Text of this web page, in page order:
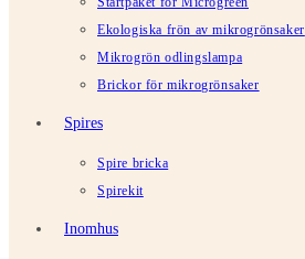
Ekologiska frön av mikrogrönsaker
Mikrogrön odlingslampa
Brickor för mikrogrönsaker
Spires
Spire bricka
Spirekit
Inomhus